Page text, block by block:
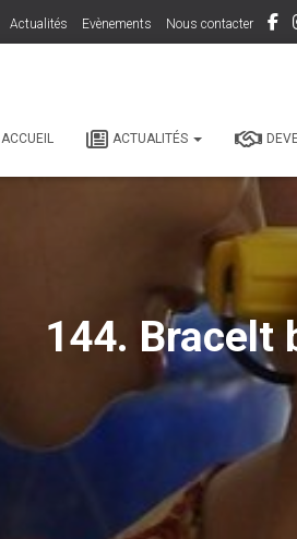
Actualités Evènements Nous contacter
ACCUEIL ACTUALITÉS
144. Bracelt